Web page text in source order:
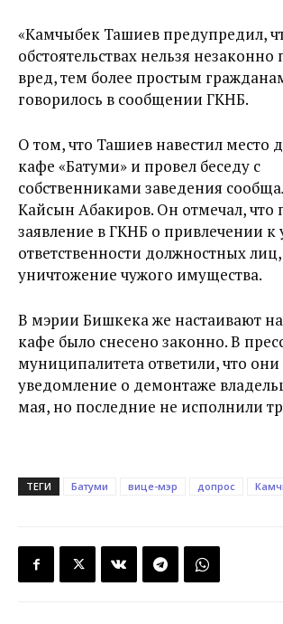
«Камчыбек Ташиев предупредил,
обстоятельствах нельзя незаконно
вред, тем более простым
говорилось в сообщении ГКНБ.
О том, что Ташиев навестил место
кафе «Батуми» и провел беседу с
собственниками заведения
Кайсын Абакиров. Он отмечал, что
заявление в ГКНБ о привлечении к
ответственности должностных
уничтожение чужого имущества.
В мэрии Бишкека же настаивают
кафе было снесено законно. В
муниципалитета ответили, что
уведомление о демонтаже
мая, но последние не исполнили
ТЕГИ Батуми вице-мэр допрос